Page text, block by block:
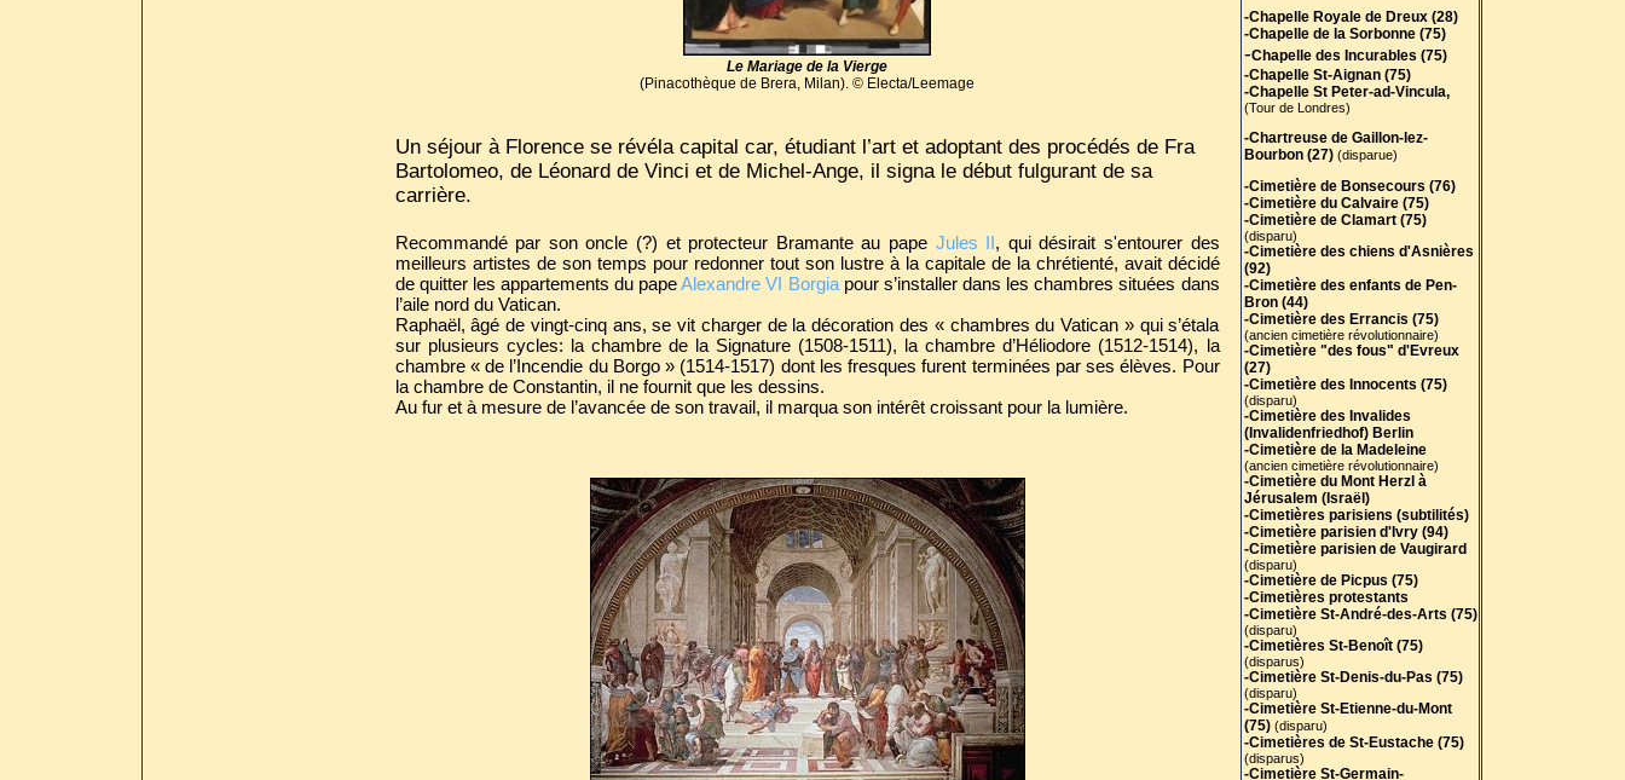
Le Mariage de la Vierge
(Pinacothèque de Brera, Milan). © Electa/Leemage
Un séjour à Florence se révéla capital car, étudiant l’art et adoptant des procédés de Fra
Bartolomeo, de Léonard de Vinci et de Michel-Ange, il signa le début fulgurant de sa
carrière.
Recommandé par son oncle (?) et protecteur Bramante au pape Jules II, qui désirait s'entourer des
meilleurs artistes de son temps pour redonner tout son lustre à la capitale de la chrétienté, avait décidé
de quitter les appartements du papeAlexandre VI Borgiapour s’installer dans les chambres situées dans
l’aile nord du Vatican.
Raphaël, âgé de vingt-cinq ans, se vit charger de la décoration des « chambres du Vatican » qui s’étala
sur plusieurs cycles: la chambre de la Signature (1508-1511), la chambre d’Héliodore (1512-1514), la
chambre « de l’Incendie du Borgo » (1514-1517) dont les fresques furent terminées par ses élèves. Pour
la chambre de Constantin, il ne fournit que les dessins.
Au fur et à mesure de l’avancée de son travail, il marqua son intérêt croissant pour la lumière.
-Chapelle Royale de Dreux (28)
-Chapelle de la Sorbonne (75)
-Chapelle des Incurables (75)
-Chapelle St-Aignan (75)
-Chapelle St Peter-ad-Vincula,
(Tour de Londres)
-Chartreuse de Gaillon-lez-
Bourbon (27) (disparue)
-Cimetière de Bonsecours (76)
-Cimetière du Calvaire (75)
-Cimetière de Clamart (75)
(disparu)
-Cimetière des chiens d'Asnières
(92)
-Cimetière des enfants de Pen-
Bron (44)
-Cimetière des Errancis (75)
(ancien cimetière révolutionnaire)
-Cimetière "des fous" d'Evreux
(27)
-Cimetière des Innocents (75)
(disparu)
-Cimetière des Invalides
(Invalidenfriedhof) Berlin
-Cimetière de la Madeleine
(ancien cimetière révolutionnaire)
-Cimetière du Mont Herzl à
Jérusalem (Israël)
-Cimetières parisiens (subtilités)
-Cimetière parisien d'Ivry (94)
-Cimetière parisien de Vaugirard
(disparu)
-Cimetière de Picpus (75)
-Cimetières protestants
-Cimetière St-André-des-Arts (75)
(disparu)
-Cimetières St-Benoît (75)
(disparus)
-Cimetière St-Denis-du-Pas (75)
(disparu)
-Cimetière St-Etienne-du-Mont
(75) (disparu)
-Cimetières de St-Eustache (75)
(disparus)
-Cimetière St-Germain-